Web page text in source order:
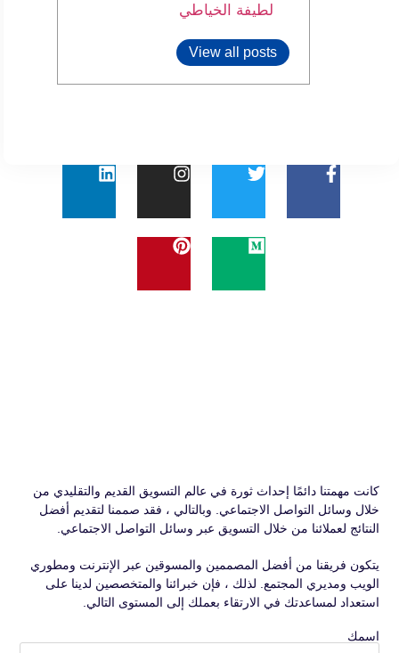
لطيفة الخياطي
View all posts
كانت مهمتنا دائمًا إحداث ثورة في عالم التسويق القديم والتقليدي من
خلال وسائل التواصل الاجتماعي. وبالتالي ، فقد صممنا لتقديم أفضل
النتائج لعملائنا من خلال التسويق عبر وسائل التواصل الاجتماعي.
يتكون فريقنا من أفضل المصممين والمسوقين عبر الإنترنت ومطوري
الويب ومديري المجتمع. لذلك ، فإن خبرائنا والمتخصصين لدينا على
استعداد لمساعدتك في الارتقاء بعملك إلى المستوى التالي.
اسمك